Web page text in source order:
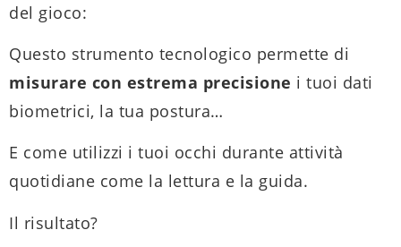
del gioco:
Questo strumento tecnologico permette di
misurare con estrema precisione i tuoi dati
biometrici, la tua postura…
E come utilizzi i tuoi occhi durante attività
quotidiane come la lettura e la guida.
Il risultato?